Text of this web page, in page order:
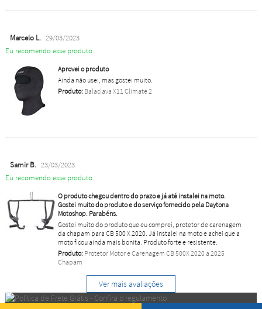
Marcelo L. 29/03/2023
Eu recomendo esse produto.
Aprovei o produto
Ainda não usei, mas gostei muito.
Produto:Balaclava X11 Climate 2
Samir B. 23/03/2023
Eu recomendo esse produto.
O produto chegou dentro do prazo e já até instalei na moto.
Gostei muito do produto e do serviço fornecido pela Daytona
Motoshop. Parabéns.
Gostei muito do produto que eu comprei, protetor de carenagem
da chapam para CB 500 X 2020. Já instalei na moto e achei que a
moto ficou ainda mais bonita. Produto forte e resistente.
Produto:Protetor Motor e Carenagem CB 500X 2020 a 2025
Chapam
Ver mais avaliações